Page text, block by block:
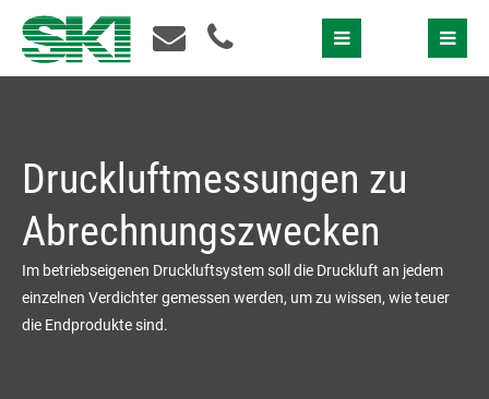
Schnellkontakt
Druckluftmessungen zu
Abrechnungszwecken
Im betriebseigenen Druckluftsystem soll die Druckluft an jedem
einzelnen Verdichter gemessen werden, um zu wissen, wie teuer
die Endprodukte sind.